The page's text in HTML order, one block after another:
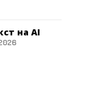
на AI